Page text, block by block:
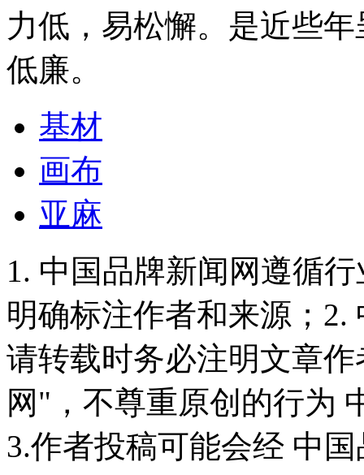
力低，易松懈。是近些
低廉。
基材
画布
亚麻
1. 中国品牌新闻网遵循
明确标注作者和来源；
请转载时务必注明文章
网"，不尊重原创的行为
3.作者投稿可能会经 中